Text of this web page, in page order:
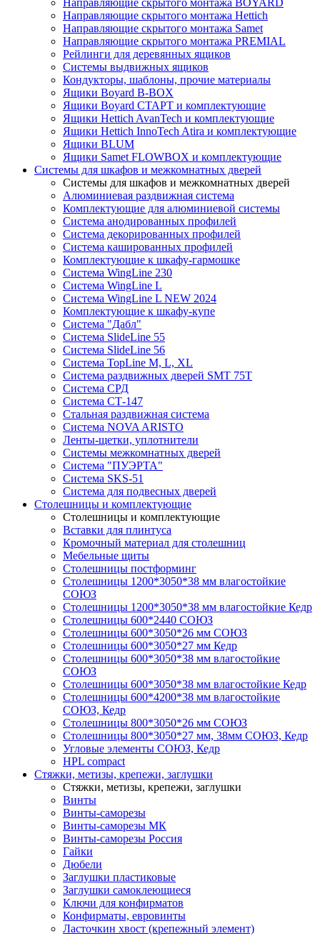
Направляющие скрытого монтажа BOYARD
Направляющие скрытого монтажа Hettich
Направляющие скрытого монтажа Samet
Направляющие скрытого монтажа PREMIAL
Рейлинги для деревянных ящиков
Системы выдвижных ящиков
Кондукторы, шаблоны, прочие материалы
Ящики Boyard B-BOX
Ящики Boyard СТАРТ и комплектующие
Ящики Hettich AvanTech и комплектующие
Ящики Hettich InnoTech Atira и комплектующие
Ящики BLUM
Ящики Samet FLOWBOX и комплектующие
Системы для шкафов и межкомнатных дверей
Системы для шкафов и межкомнатных дверей
Алюминиевая раздвижная система
Комплектующие для алюминиевой системы
Система анодированных профилей
Система декорированных профилей
Система кашированных профилей
Комплектующие к шкафу-гармошке
Система WingLine 230
Система WingLine L
Система WingLine L NEW 2024
Комплектующие к шкафу-купе
Система "Дабл"
Система SlideLine 55
Система SlideLine 56
Система TopLine M, L, XL
Система раздвижных дверей SMT 75T
Система СРД
Система СТ-147
Стальная раздвижная система
Система NOVA ARISTO
Ленты-щетки, уплотнители
Системы межкомнатных дверей
Система "ПУЭРТА"
Система SKS-51
Система для подвесных дверей
Столешницы и комплектующие
Столешницы и комплектующие
Вставки для плинтуса
Кромочный материал для столешниц
Мебельные щиты
Столешницы постформинг
Столешницы 1200*3050*38 мм влагостойкие
СОЮЗ
Столешницы 1200*3050*38 мм влагостойкие Кедр
Столешницы 600*2440 СОЮЗ
Столешницы 600*3050*26 мм СОЮЗ
Столешницы 600*3050*27 мм Кедр
Столешницы 600*3050*38 мм влагостойкие
СОЮЗ
Столешницы 600*3050*38 мм влагостойкие Кедр
Столешницы 600*4200*38 мм влагостойкие
СОЮЗ, Кедр
Столешницы 800*3050*26 мм СОЮЗ
Столешницы 800*3050*27 мм, 38мм СОЮЗ, Кедр
Угловые элементы СОЮЗ, Кедр
HPL compact
Стяжки, метизы, крепежи, заглушки
Стяжки, метизы, крепежи, заглушки
Винты
Винты-саморезы
Винты-саморезы МК
Винты-саморезы Россия
Гайки
Дюбели
Заглушки пластиковые
Заглушки самоклеющиеся
Ключи для конфирматов
Конфирматы, евровинты
Ласточкин хвост (крепежный элемент)